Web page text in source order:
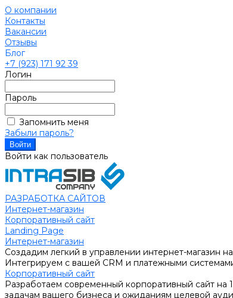
О компании
Контакты
Вакансии
Отзывы
Блог
+7 (923) 171 92 39
Логин
Пароль
Запомнить меня
Забыли пароль?
Войти как пользователь
РАЗРАБОТКА САЙТОВ
Интернет-магазин
Корпоративный сайт
Landing Page
Интернет-магазин
Создадим легкий в управлении интернет-магазин
Интегрируем с вашей CRM и платежными
Корпоративный сайт
Разработаем современный корпоративный сайт на
задачам вашего бизнеса и ожиданиям целевой